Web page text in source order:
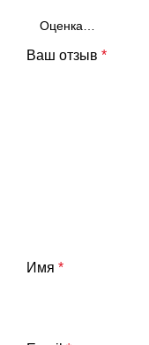
Ваш отзыв *
Имя *